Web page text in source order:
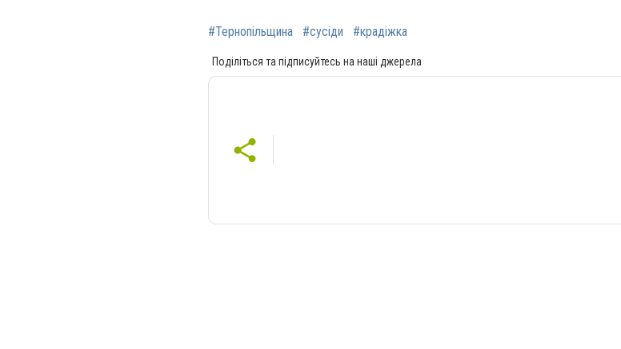
#Тернопільщина #сусіди #крадіжка
Поділіться та підписуйтесь на наші джерела